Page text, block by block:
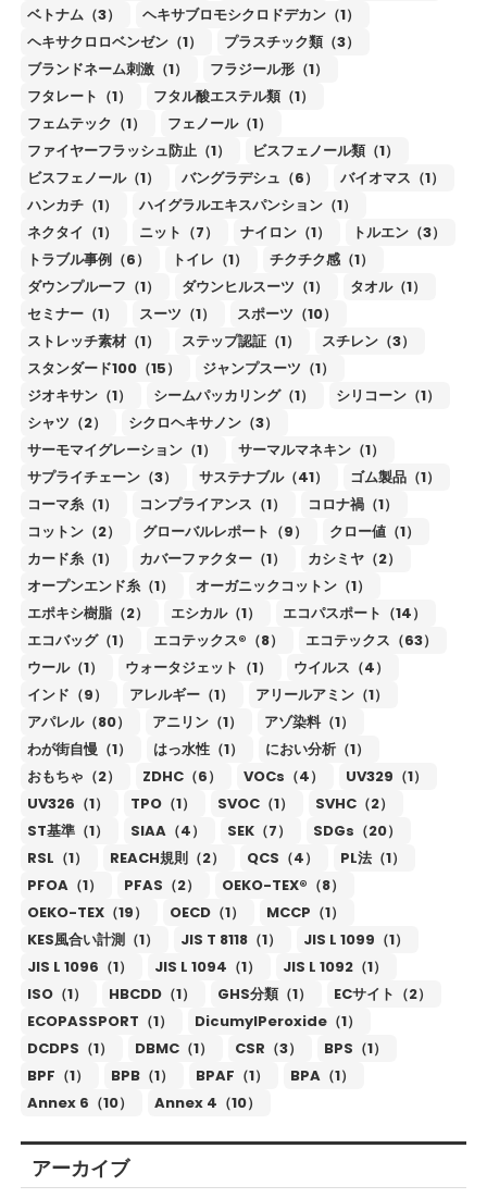
ベトナム（3）
ヘキサブロモシクロドデカン（1）
ヘキサクロロベンゼン（1）
プラスチック類（3）
ブランドネーム刺激（1）
フラジール形（1）
フタレート（1）
フタル酸エステル類（1）
フェムテック（1）
フェノール（1）
ファイヤーフラッシュ防止（1）
ビスフェノール類（1）
ビスフェノール（1）
バングラデシュ（6）
バイオマス（1）
ハンカチ（1）
ハイグラルエキスパンション（1）
ネクタイ（1）
ニット（7） ナイロン（1）
トルエン（3）
トラブル事例（6）
トイレ（1）
チクチク感（1）
ダウンプルーフ（1）
ダウンヒルスーツ（1）
タオル（1）
セミナー（1）
スーツ（1）
スポーツ（10）
ストレッチ素材（1）
ステップ認証（1）
スチレン（3）
スタンダード100（15）
ジャンプスーツ（1）
ジオキサン（1）
シームパッカリング（1）
シリコーン（1）
シャツ（2）
シクロヘキサノン（3）
サーモマイグレーション（1）
サーマルマネキン（1）
サプライチェーン（3）
サステナブル（41）
ゴム製品（1）
コーマ糸（1）
コンプライアンス（1）
コロナ禍（1）
コットン（2）
グローバルレポート（9）
クロー値（1）
カード糸（1）
カバーファクター（1）
カシミヤ（2）
オープンエンド糸（1）
オーガニックコットン（1）
エポキシ樹脂（2）
エシカル（1）
エコパスポート（14）
エコバッグ（1）
エコテックス®（8）
エコテックス（63）
ウール（1）
ウォータジェット（1）
ウイルス（4）
インド（9）
アレルギー（1）
アリールアミン（1）
アパレル（80）
アニリン（1）
アゾ染料（1）
わが街自慢（1）
はっ水性（1）
におい分析（1）
おもちゃ（2）
ZDHC（6） VOCs（4）
UV329（1）
UV326（1）
TPO（1） SVOC（1）
SVHC（2）
ST基準（1）
SIAA（4） SEK（7）
SDGs（20）
RSL（1）
REACH規則（2） QCS（4）
PL法（1）
PFOA（1）
PFAS（2）
OEKO-TEX®（8）
OEKO-TEX（19）
OECD（1）
MCCP（1）
KES風合い計測（1）
JIS T 8118（1）
JIS L 1099（1）
JIS L 1096（1）
JIS L 1094（1）
JIS L 1092（1）
ISO（1）
HBCDD（1） GHS分類（1）
ECサイト（2）
ECOPASSPORT（1）
DicumylPeroxide（1）
DCDPS（1）
DBMC（1） CSR（3）
BPS（1）
BPF（1）
BPB（1） BPAF（1）
BPA（1）
Annex 6（10）
Annex 4（10）
アーカイブ